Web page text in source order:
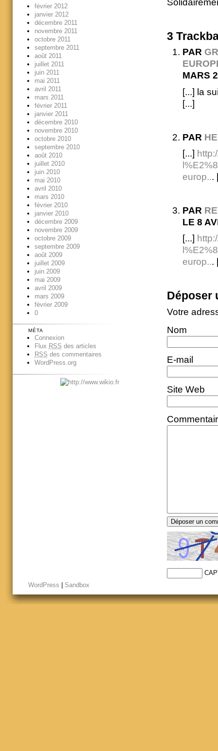
3
PAR
MARS
[...] la
[...]
PAR
[...]
europ...
PAR
LE 8
[...]
europ...
Déposer
Votre
Nom
E-mail
Site Web
février 2012
janvier 2012
décembre 2011
novembre 2011
octobre 2011
septembre 2011
août 2011
juillet 2011
juin 2011
mai 2011
avril 2011
mars 2011
février 2011
janvier 2011
décembre 2010
novembre 2010
octobre 2010
septembre 2010
août 2010
juillet 2010
juin 2010
mai 2010
avril 2010
mars 2010
février 2010
janvier 2010
décembre 2009
novembre 2009
octobre 2009
septembre 2009
août 2009
juillet 2009
juin 2009
mai 2009
avril 2009
mars 2009
février 2009
0
MÉTA
Connexion
Flux RSS des articles
RSS des commentaires
WordPress.org
WordPress Sandbox